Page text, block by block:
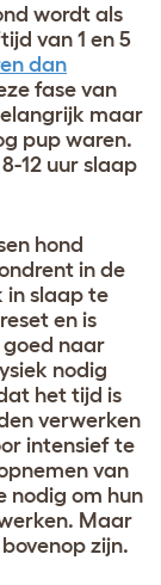
wordt als
van 1 en 5
dan
fase van
maar
pup waren.
12 uur slaap
hond
in de
in slaap te
en is
goed naar
nodig
het tijd is
verwerken
intensief te
van
nodig om hun
Maar
zijn.